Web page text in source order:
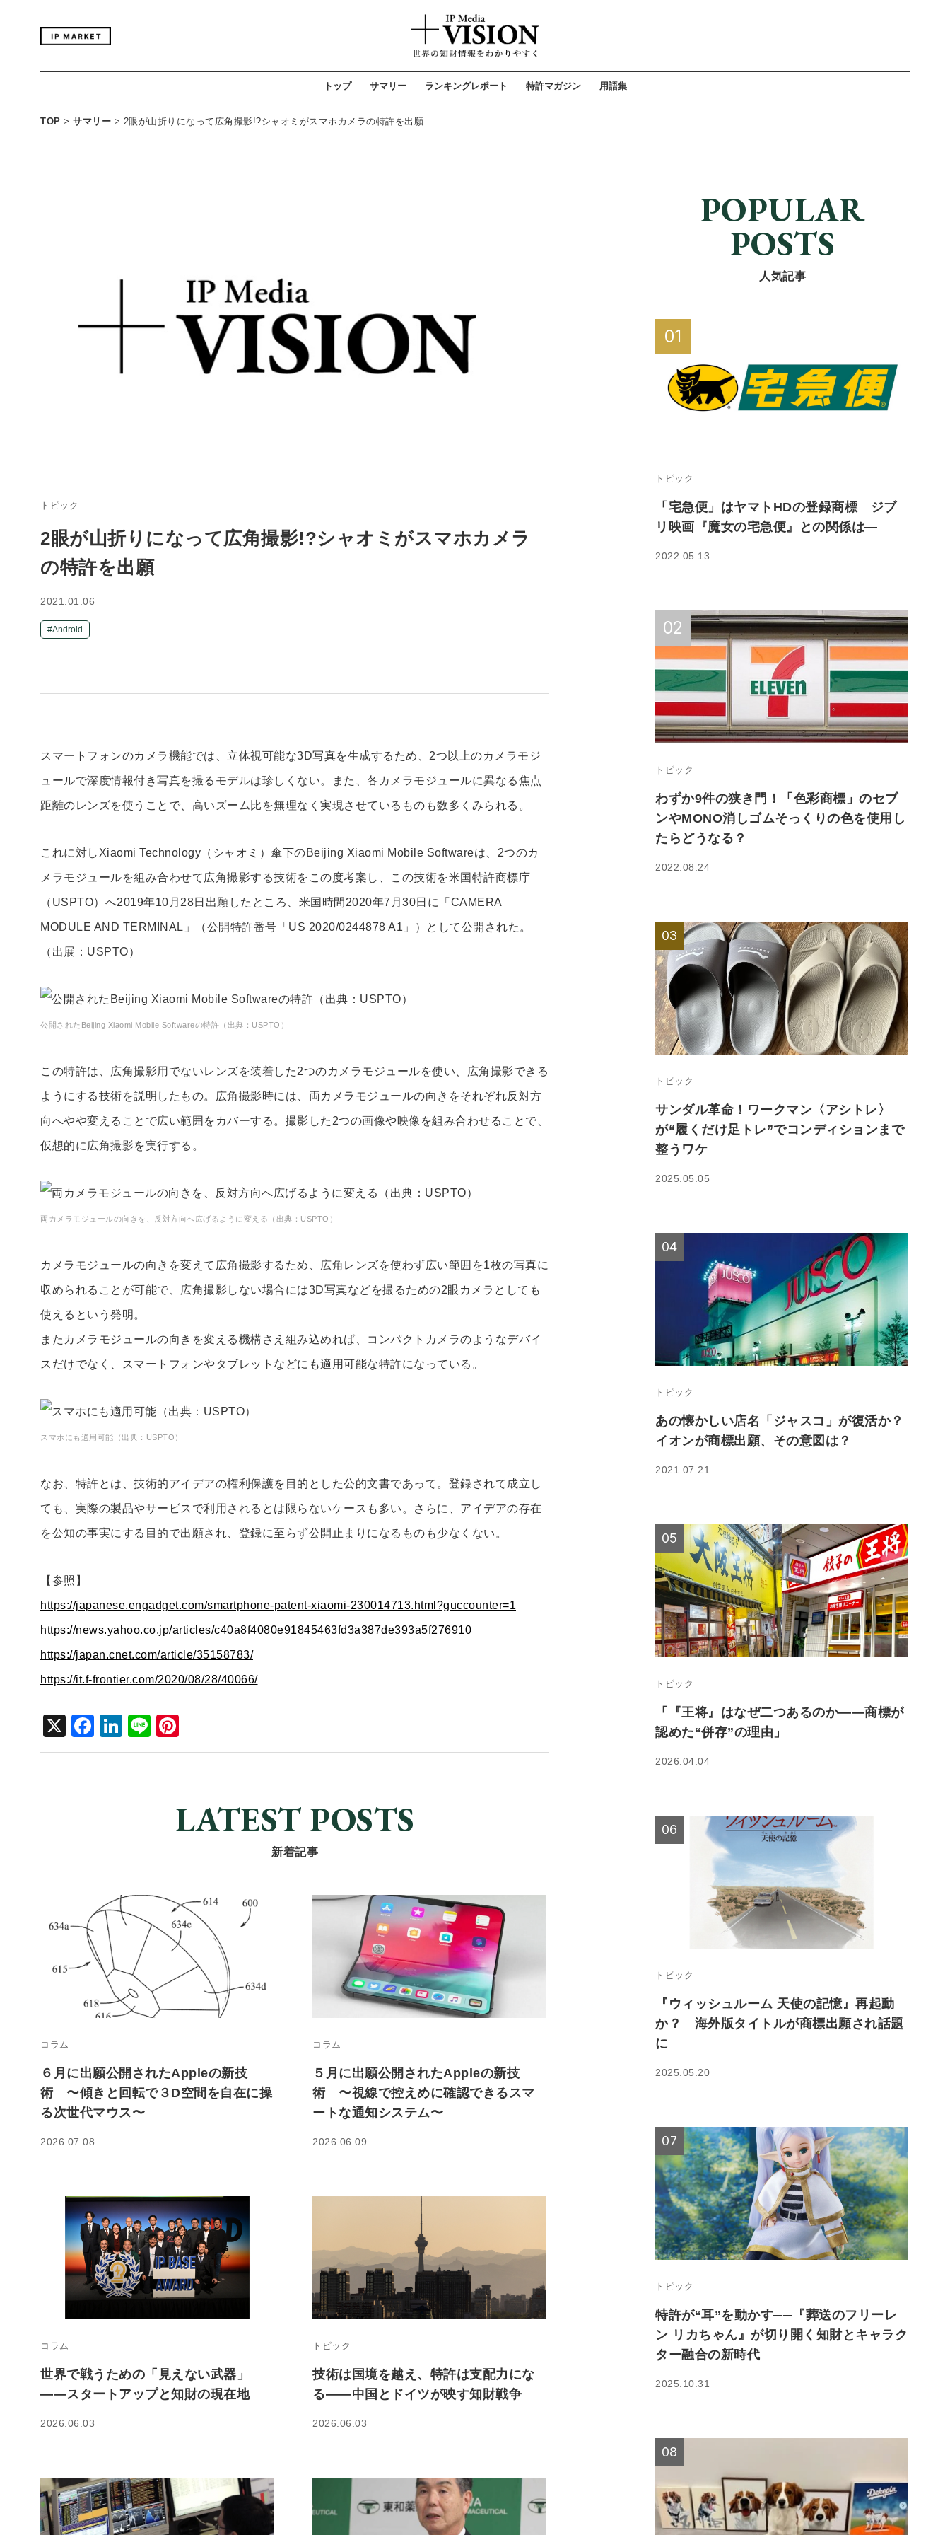
トップ サマリー ランキングレポート 特許マガジン 用語集
TOP > サマリー > 2眼が山折りになって広角撮影!?シャオミがスマホカメラの特許を出願
トピック
2眼が山折りになって広角撮影!?シャオミがスマホカメラ
の特許を出願
2021.01.06
Android
スマートフォンのカメラ機能では、立体視可能な3D写真を生成するため、2つ以上のカメラモジ
ュールで深度情報付き写真を撮るモデルは珍しくない。また、各カメラモジュールに異なる焦点
距離のレンズを使うことで、高いズーム比を無理なく実現させているものも数多くみられる。
これに対しXiaomi Technology（シャオミ）傘下のBeijing Xiaomi Mobile Softwareは、2つのカ
メラモジュールを組み合わせて広角撮影する技術をこの度考案し、この技術を米国特許商標庁
（USPTO）へ2019年10月28日出願したところ、米国時間2020年7月30日に「CAMERA
MODULE AND TERMINAL」（公開特許番号「US 2020/0244878 A1」）として公開された。
（出展：USPTO）
公開されたBeijing Xiaomi Mobile Softwareの特許（出典：USPTO）
この特許は、広角撮影用でないレンズを装着した2つのカメラモジュールを使い、広角撮影できる
ようにする技術を説明したもの。広角撮影時には、両カメラモジュールの向きをそれぞれ反対方
向へやや変えることで広い範囲をカバーする。撮影した2つの画像や映像を組み合わせることで、
仮想的に広角撮影を実行する。
両カメラモジュールの向きを、反対方向へ広げるように変える（出典：USPTO）
カメラモジュールの向きを変えて広角撮影するため、広角レンズを使わず広い範囲を1枚の写真に
収められることが可能で、広角撮影しない場合には3D写真などを撮るための2眼カメラとしても
使えるという発明。
またカメラモジュールの向きを変える機構さえ組み込めれば、コンパクトカメラのようなデバイ
スだけでなく、スマートフォンやタブレットなどにも適用可能な特許になっている。
スマホにも適用可能（出典：USPTO）
なお、特許とは、技術的アイデアの権利保護を目的とした公的文書であって。登録されて成立し
ても、実際の製品やサービスで利用されるとは限らないケースも多い。さらに、アイデアの存在
を公知の事実にする目的で出願され、登録に至らず公開止まりになるものも少なくない。
【参照】
https://japanese.engadget.com/smartphone-patent-xiaomi-230014713.html?guccounter=1
https://news.yahoo.co.jp/articles/c40a8f4080e91845463fd3a387de393a5f276910
https://japan.cnet.com/article/35158783/
https://it.f-frontier.com/2020/08/28/40066/
X
F
a
Li
n
Li
n nt
st
LATEST POSTS
新着記事
コラム
６月に出願公開されたAppleの新技
術 〜傾きと回転で３D空間を自在に操
る次世代マウス〜
2026.07.08
コラム
５月に出願公開されたAppleの新技
術 〜視線で控えめに確認できるスマ
ートな通知システム〜
2026.06.09
コラム
世界で戦うための「見えない武器」
――スタートアップと知財の現在地
2026.06.03
トピック
技術は国境を越え、特許は支配力にな
る――中国とドイツが映す知財戦争
2026.06.03
POPULAR
POSTS
人気記事
トピック
「宅急便」はヤマトHDの登録商標 ジブ
リ映画『魔女の宅急便』との関係は—
2022.05.13
トピック
わずか9件の狭き門！「色彩商標」のセブ
ンやMONO消しゴムそっくりの色を使用し
たらどうなる？
2022.08.24
トピック
サンダル革命！ワークマン〈アシトレ〉
が“履くだけ足トレ”でコンディションまで
整うワケ
2025.05.05
トピック
あの懐かしい店名「ジャスコ」が復活か？
イオンが商標出願、その意図は？
2021.07.21
トピック
「『王将』はなぜ二つあるのか――商標が
認めた“併存”の理由」
2026.04.04
トピック
『ウィッシュルーム 天使の記憶』再起動
か？ 海外版タイトルが商標出願され話題
に
2025.05.20
トピック
特許が“耳”を動かす──『葬送のフリーレ
ン リカちゃん』が切り開く知財とキャラク
ター融合の新時代
2025.10.31